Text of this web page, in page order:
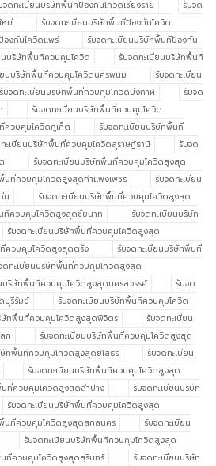
จดทะเบียนบริษัทพื้นทีป้องกันโควิดเชียงราย
รับจด
หม่
รับจดทะเบียนบริษัทพื้นทีป้องกันโควิด
องกันโควิดแพร่
รับจดทะเบียนบริษัทพื้นทีป้องกัน
นบริษัทพื้นที่ควบคุมโควิด
รับจดทะเบียนบริษัทพื้นที่
ยนบริษัทพื้นที่ควบคุมโควิดนครพนม
รับจดทะเบียน
รับจดทะเบียนบริษัทพื้นที่ควบคุมโควิดบึงกาฬ
รับจด
รับจดทะเบียนบริษัทพื้นที่ควบคุมโควิด
ควบคุมโควิดภูเก็ต
รับจดทะเบียนบริษัทพื้นที่
ะเบียนบริษัทพื้นที่ควบคุมโควิดสุราษฎ์ธานี
รับจด
รับจดทะเบียนบริษัทพื้นที่ควบคุมโควิดสูงสุด
นที่ควบคุมโควิดสูงสุดกำแพงเพชร
รับจดทะเบียน
น
รับจดทะเบียนบริษัทพื้นที่ควบคุมโควิดสูงสุด
ที่ควบคุมโควิดสูงสุดชัยนาท
รับจดทะเบียนบริษัท
รับจดทะเบียนบริษัทพื้นที่ควบคุมโควิดสูงสุด
ควบคุมโควิดสูงสุดตรัง
รับจดทะเบียนบริษัทพื้นที่
ดทะเบียนบริษัทพื้นที่ควบคุมโควิดสูงสุด
บริษัทพื้นที่ควบคุมโควิดสูงสุดนครสวรรค์
รับจด
บุรีรัมย์
รับจดทะเบียนบริษัทพื้นที่ควบคุมโควิด
ษัทพื้นที่ควบคุมโควิดสูงสุดพิจิตร
รับจดทะเบียน
ก
รับจดทะเบียนบริษัทพื้นที่ควบคุมโควิดสูงสุด
ษัทพื้นที่ควบคุมโควิดสูงสุดยโสธร
รับจดทะเบียน
รับจดทะเบียนบริษัทพื้นที่ควบคุมโควิดสูงสุด
นที่ควบคุมโควิดสูงสุดลำปาง
รับจดทะเบียนบริษัท
รับจดทะเบียนบริษัทพื้นที่ควบคุมโควิดสูงสุด
นที่ควบคุมโควิดสูงสุดสกลนคร
รับจดทะเบียน
รับจดทะเบียนบริษัทพื้นที่ควบคุมโควิดสูงสุด
นที่ควบคุมโควิดสูงสุดสุรินทร์
รับจดทะเบียนบริษัท